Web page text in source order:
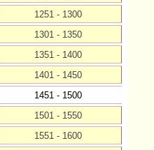
1251 - 1300
1301 - 1350
1351 - 1400
1401 - 1450
1451 - 1500
1501 - 1550
1551 - 1600